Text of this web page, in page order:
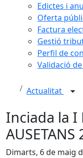
Edictes i
Oferta
Factura
Gestió
Perfil de
Validació
Actualitat
Inciada la I
AUSETANS
Dimarts, 6 de maig